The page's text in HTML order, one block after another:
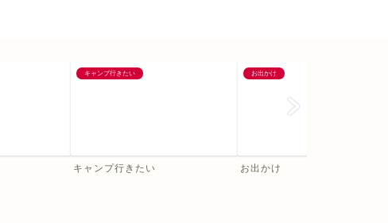
キャンプ行きたい
キャンプ行きたい
お出かけ
お出かけ